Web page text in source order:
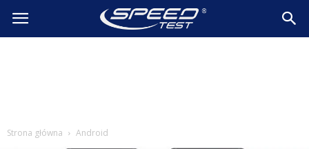
SpeedTest.pl
Strona główna Android